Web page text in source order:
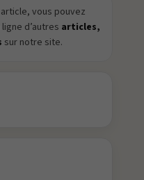
vous pouvez
d’autres articles,
sur notre site.